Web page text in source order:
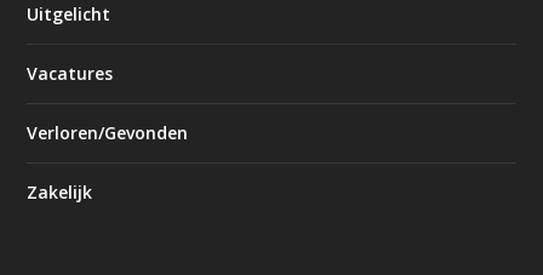
Uitgelicht
Vacatures
Verloren/Gevonden
Zakelijk